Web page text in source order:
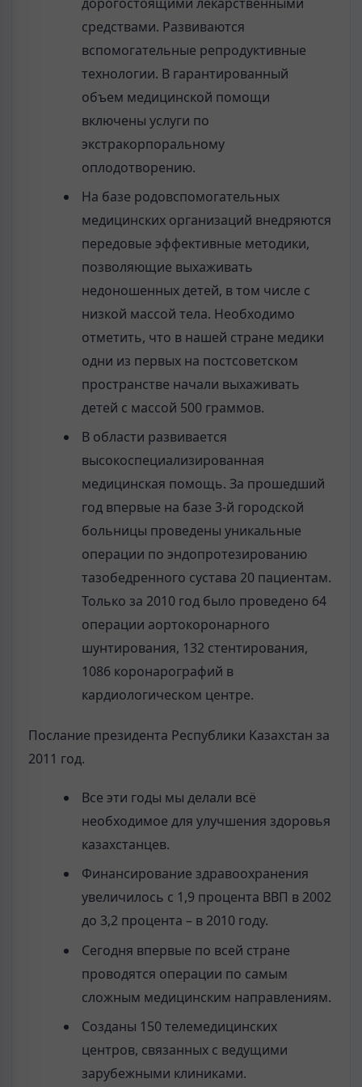
средствами. Развиваются
вспомогательные репродуктивные
технологии. В гарантированный
объем медицинской помощи
включены услуги по
экстракорпоральному
оплодотворению.
На базе родовспомогательных
медицинских организаций внедряются
передовые эффективные методики,
позволяющие выхаживать
недоношенных детей, в том числе с
низкой массой тела. Необходимо
отметить, что в нашей стране медики
одни из первых на постсоветском
пространстве начали выхаживать
детей с массой 500 граммов.
В области развивается
высокоспециализированная
медицинская помощь. За прошедший
год впервые на базе 3-й городской
больницы проведены уникальные
операции по эндопротезированию
тазобедренного сустава 20 пациентам.
Только за 2010 год было проведено 64
операции аортокоронарного
шунтирования, 132 стентирования,
1086 коронарографий в
кардиологическом центре.
Послание президента Республики Казахстан за
2011 год.
Все эти годы мы делали всё
необходимое для улучшения здоровья
казахстанцев.
Финансирование здравоохранения
увеличилось с 1,9 процента ВВП в 2002
до 3,2 процента – в 2010 году.
Сегодня впервые по всей стране
проводятся операции по самым
сложным медицинским направлениям.
Созданы 150 телемедицинских
центров, связанных с ведущими
зарубежными клиниками.